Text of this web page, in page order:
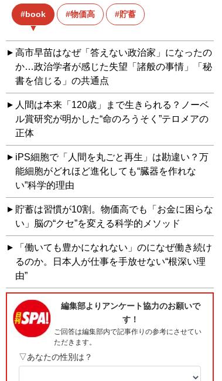
book 物価高 貯蓄
高市早苗はなぜ「答えない政治家」になったの
か…政治学者が感じた失望「諸般の事情」「秘
書を信じる」の共通点
人間は本来「120歳」まで生きられる？ノーベ
ル賞研究が明かした“命のろうそく”テロメアの
正体
iPS細胞で「人間を丸ごと再生」は勘違い？万
能細胞がどれほど進化しても“臓器を作れな
い”科学的理由
貯蓄は習慣が10割。物価高でも「お金に困らな
い」脳の“クセ”を変える科学的メソッド
「働いても豊かになれない」のになぜ働き続け
るのか。日本人が仕事を手放せない“根深い理
由”